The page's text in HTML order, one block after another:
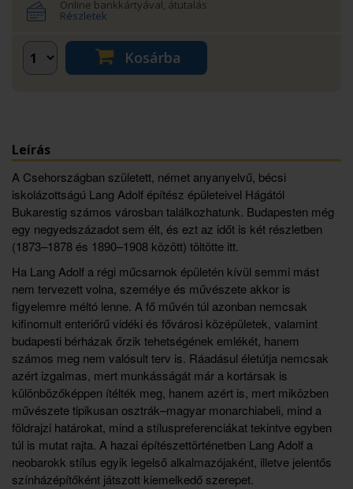
Online bankkártyával, átutalás
Részletek
Kosárba
Leírás
A Csehországban született, német anyanyelvű, bécsi
iskolázottságú Lang Adolf építész épületeivel Hágától
Bukarestig számos városban találkozhatunk. Budapesten még
egy negyedszázadot sem élt, és ezt az időt is két részletben
(1873–1878 és 1890–1908 között) töltötte itt.
Ha Lang Adolf a régi műcsarnok épületén kívül semmi mást
nem tervezett volna, személye és művészete akkor is
figyelemre méltó lenne. A fő művén túl azonban nemcsak
kifinomult enteriőrű vidéki és fővárosi középületek, valamint
budapesti bérházak őrzik tehetségének emlékét, hanem
számos meg nem valósult terv is. Ráadásul életútja nemcsak
azért izgalmas, mert munkásságát már a kortársak is
különbözőképpen ítélték meg, hanem azért is, mert miközben
művészete tipikusan osztrák–magyar monarchiabeli, mind a
földrajzi határokat, mind a stíluspreferenciákat tekintve egyben
túl is mutat rajta. A hazai építészettörténetben Lang Adolf a
neobarokk stílus egyik legelső alkalmazójaként, illetve jelentős
színházépítőként játszott kiemelkedő szerepet.